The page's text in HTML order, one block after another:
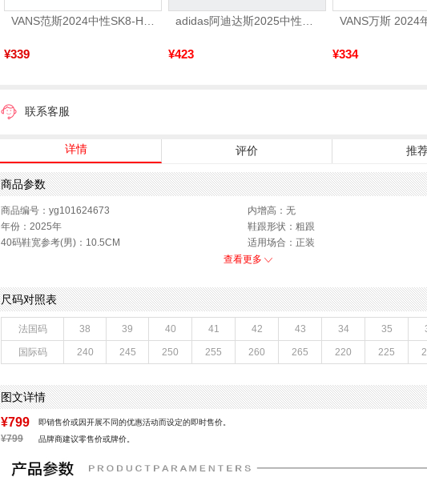
VANS范斯2024中性SK8-HiCL帆布鞋/硫化鞋VN000D5IB8C
¥339
adidas阿迪达斯2025中性edge gamedaySPW FTW-跑步GW2499
¥423 ¥334
联系客服
详情 评价 推
商品参数
商品编号：yg101624673
内增高：无
年份：2025年
鞋跟形状：粗跟
40码鞋宽参考(男)：10.5CM
适用场合：正装
开口深度：深口
上市时间：2025年春季
鞋帮：低帮
鞋底材质：PU
40码鞋长参考(男)：29CM
色系：黑色
鞋类流行款式：商务正装鞋
流行元素：纯色
厂家地址：广东省深圳市
闭合方式：系带
款式季节：春季
风格分类：正装皮鞋
鞋头款式：圆头
鞋面材质：牛皮革
鞋面图案：纯色
制鞋工艺：胶贴皮鞋
性别：男子
跟高范围：低跟鞋（小于3CM）
风格：正装
查看更多
尺码对照表
法国码 38 39 40 41 42 43 34 35
国际码 240 245 250 255 260 265 220 225
图文详情
¥799 即销售价或因开展不同的优惠活动而设定的即时售价。
¥799 品牌商建议零售价或牌价。